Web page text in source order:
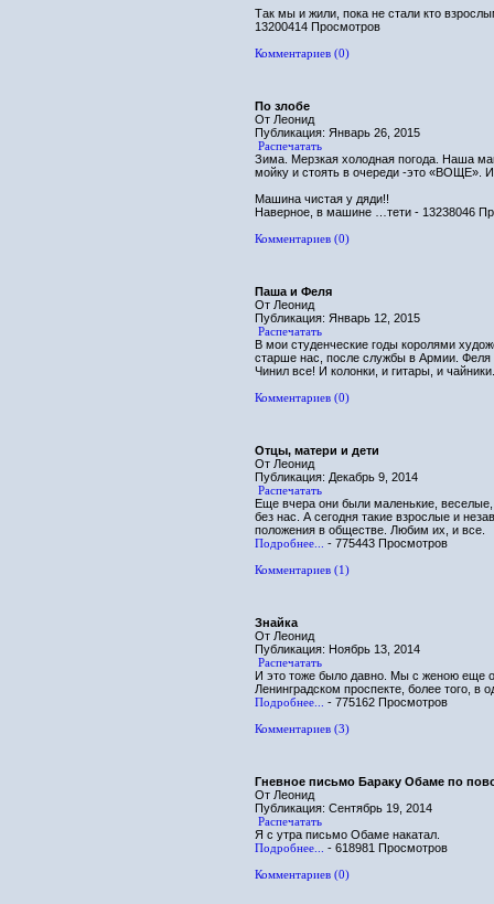
Так мы и жили, пока не стали кто
13200414 Просмотров
Комментариев (0)
По злобе
От Леонид
Публикация: Январь 26, 2015
Распечатать
Зима. Мерзкая холодная погода. Наша
мойку и стоять в очереди -это «ВОЩЕ». И
Машина чистая у дяди!!
Наверное, в машине …тети - 13238046
Комментариев (0)
Паша и Феля
От Леонид
Публикация: Январь 12, 2015
Распечатать
В мои студенческие годы королями
старше нас, после службы в Армии. Феля
Чинил все! И колонки, и гитары, и
Комментариев (0)
Отцы, матери и дети
От Леонид
Публикация: Декабрь 9, 2014
Распечатать
Еще вчера они были маленькие,
без нас. А сегодня такие взрослые и
положения в обществе. Любим их, и все.
Подробнее...
- 775443 Просмотров
Комментариев (1)
Знайка
От Леонид
Публикация: Ноябрь 13, 2014
Распечатать
И это тоже было давно. Мы с женою еще
Ленинградском проспекте, более того,
Подробнее...
- 775162 Просмотров
Комментариев (3)
Гневное письмо Бараку Обаме по
От Леонид
Публикация: Сентябрь 19, 2014
Распечатать
Я с утра письмо Обаме накатал.
Подробнее...
- 618981 Просмотров
Комментариев (0)